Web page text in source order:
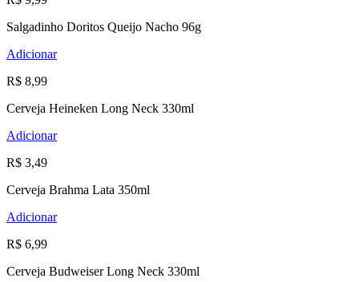
Salgadinho Doritos Queijo Nacho 96g
Adicionar
R$ 8,99
Cerveja Heineken Long Neck 330ml
Adicionar
R$ 3,49
Cerveja Brahma Lata 350ml
Adicionar
R$ 6,99
Cerveja Budweiser Long Neck 330ml